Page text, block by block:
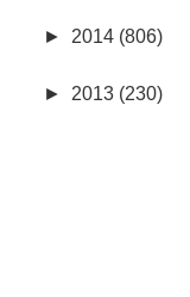
► 2014 (806)
► 2013 (230)